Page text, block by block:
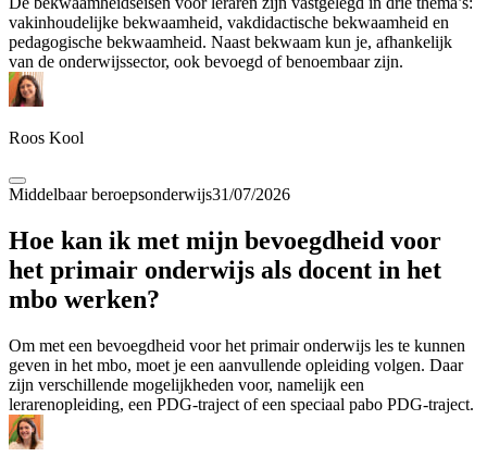
vakinhoudelijke bekwaamheid, vakdidactische bekwaamheid en
pedagogische bekwaamheid. Naast bekwaam kun je, afhankelijk
van de onderwijssector, ook bevoegd of benoembaar zijn.
Roos Kool
Middelbaar beroepsonderwijs31/07/2026
Hoe kan ik met mijn bevoegdheid voor
het primair onderwijs als docent in het
mbo werken?
Om met een bevoegdheid voor het primair onderwijs les te kunnen
geven in het mbo, moet je een aanvullende opleiding volgen. Daar
zijn verschillende mogelijkheden voor, namelijk een
lerarenopleiding, een PDG-traject of een speciaal pabo PDG-traject.